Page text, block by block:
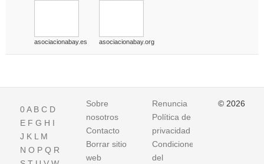
asociacionabay.es asociacionabay.org
0A B C D
E F G H I
J K L M
N O P Q R
Sobre
nosotros
Contacto
Borrar sitio
web
Renuncia
Política de
privacidad
Condiciones
del
© 2026